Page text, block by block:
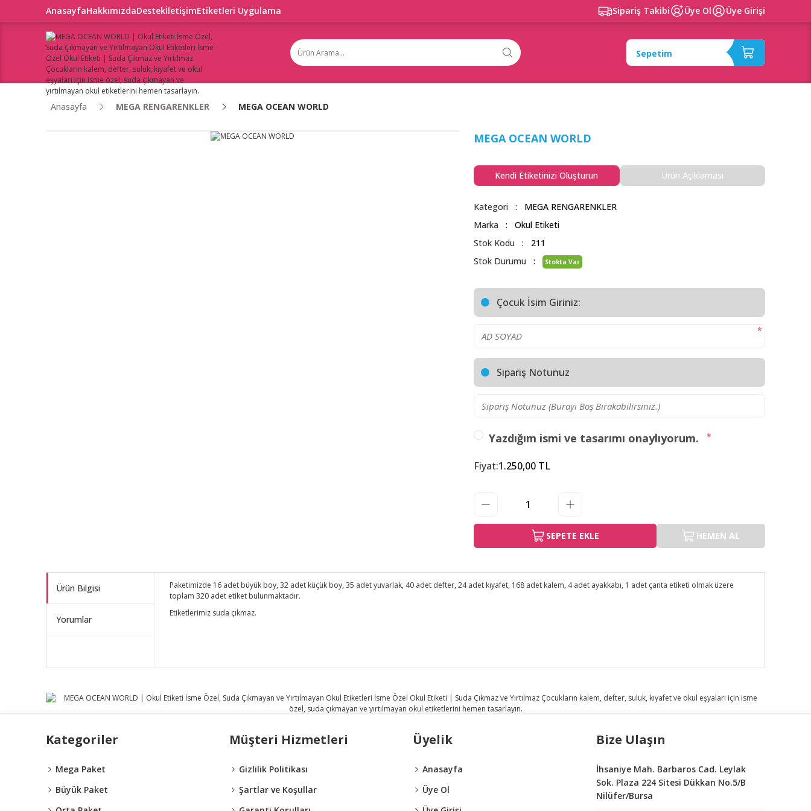
AnasayfaHakkımızdaDestekİletişimEtiketleri Uygulama Sipariş Takibi Üye Ol Üye Girişi
Sepetim
Anasayfa MEGA RENGARENKLER MEGA OCEAN WORLD
MEGA OCEAN WORLD
Kendi Etiketinizi Oluşturun Ürün Açıklaması
Kategori
MEGA RENGARENKLER
Marka
Okul Etiketi
Stok Kodu
211
Stok Durumu
Stokta Var
Çocuk İsim Giriniz:
*
Sipariş Notunuz
Yazdığım ismi ve tasarımı onaylıyorum. *
Fiyat:1.250,00 TL
SEPETE EKLE HEMEN AL
Ürün Bilgisi
Yorumlar
Paketimizde 16 adet büyük boy, 32 adet küçük boy, 35 adet yuvarlak, 40 adet defter, 24 adet kıyafet, 168 adet kalem, 4 adet ayakkabı, 1 adet çanta etiketi olmak üzere
toplam 320 adet etiket bulunmaktadır.
Etiketlerimiz suda çıkmaz.
Yorum Yaz
Kategoriler
Mega Paket
Büyük Paket
Müşteri Hizmetleri
Gizlilik Politikası
Şartlar ve Koşullar
Üyelik
Anasayfa
Üye Ol
Bize Ulaşın
İhsaniye Mah. Barbaros Cad. Leylak
Sok. Plaza 224 Sitesi Dükkan No.5/B
Nilüfer/Bursa